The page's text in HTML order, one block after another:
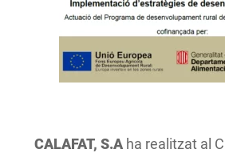
CALAFAT, S.Aha realitzat al